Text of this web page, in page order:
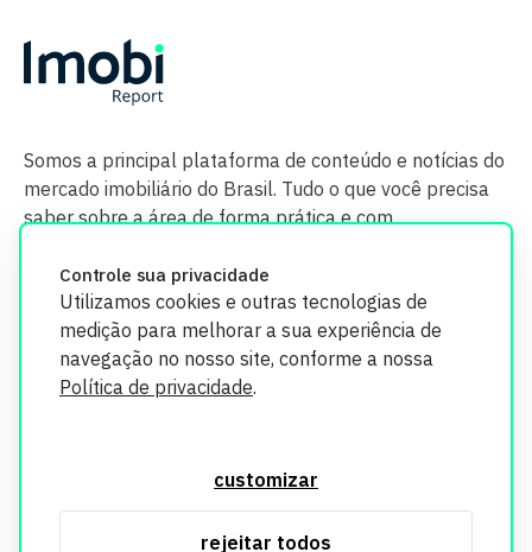
Controle sua privacidade
Utilizamos cookies e outras tecnologias de
medição para melhorar a sua experiência de
navegação no nosso site, conforme a nossa
Política de privacidade.
customizar
rejeitar todos
Somos a principal plataforma de conteúdo e notícias do
mercado imobiliário do Brasil. Tudo o que você precisa
saber sobre a área de forma prática e com
segurança. Todos os dados coletados em nosso site são
utilizados exclusivamente para fins de aprimoramento de
informações, consulte nossa Política de Privacidade.